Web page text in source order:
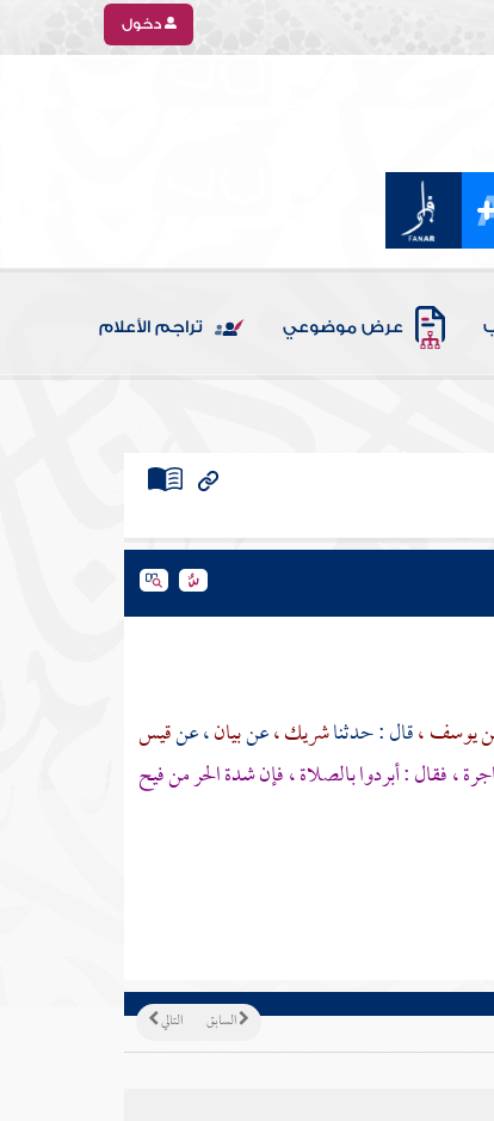
دخول
عرض موضوعي تراجم الأعلام
يوسف ،قال : حدثناشريك ،عنبيان، عنقيس
، فقال : أبردوا بالصلاة ، فإن شدة الحر من فيح
التالي السابق